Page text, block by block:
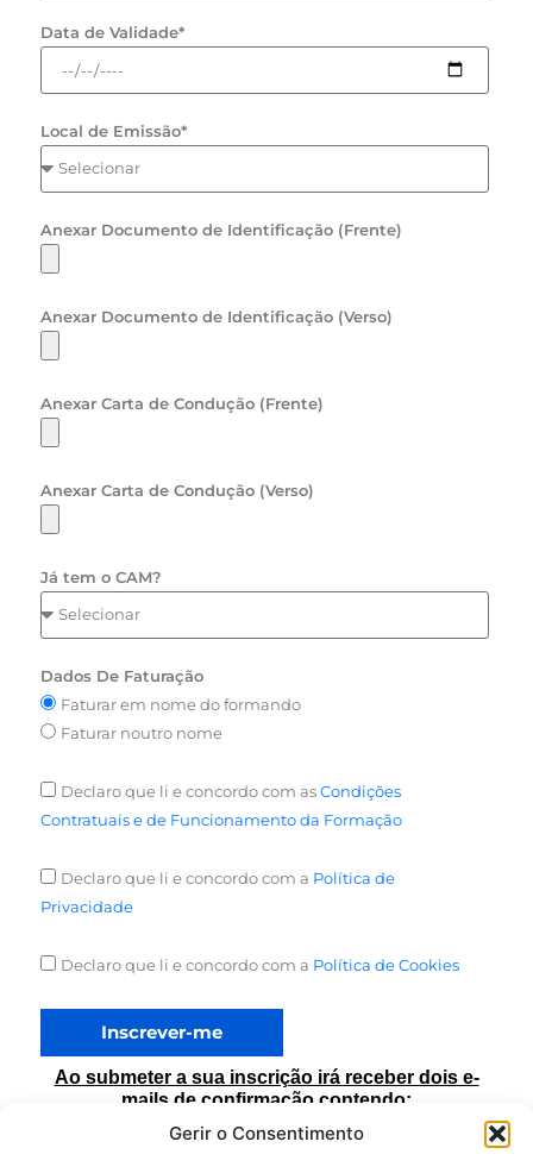
Gerir o Consentimento
Data de Validade*
Local de Emissão*
Anexar Documento de Identificação (Frente)
Anexar Documento de Identificação (Verso)
Anexar Carta de Condução (Frente)
Anexar Carta de Condução (Verso)
Já tem o CAM?
Dados De Faturação
Faturar em nome do formando
Faturar noutro nome
Declaro que li e concordo com asCondições
Contratuais e de Funcionamento da Formação
Declaro que li e concordo com a Política de
Privacidade
Declaro que li e concordo com a Política de Cookies
Inscrever-me
Ao submeter a sua inscrição irá receber dois e-
mails de confirmação contendo:
Ficha de Inscrição que preencheu